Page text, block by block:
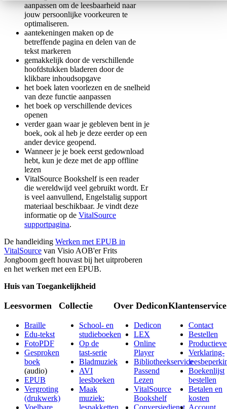
aanpassen om de leesbaarheid naar
jouw persoonlijke voorkeuren te
optimaliseren.
aantekeningen maken op de
betreffende pagina en delen van de
tekst markeren
gemakkelijk door de verschillende
hoofdstukken bladeren door de
klikbare inhoudsopgave
het boek laten voorlezen en de snelheid
van deze functie aanpassen
het boek op verschillende devices
openen
verder gaan waar je gebleven bent in je
boek, ook al heb je deze eerder op een
ander device geopend.
Wanneer je je boek eerst gedownload
hebt, kun je deze met de app offline
lezen
VitalSource Bookshelf is een reader
die wereldwijd veel gebruikt wordt. Er
is veel aanvullend, Engelstalig support
materiaal beschikbaar. Je vindt deze
informatie op de VitalSource
supportpagina.
De handleiding Werken met EPUB in
VitalSource van Visio AOB'er Frits
Jongboom geeft houvast bij het uitproberen
en het werken met een EPUB.
Huis van Toegankelijkheid
Leesvormen
Braille
Edu-tekst
FotoPDF
Gesproken
boek
(audio)
EPUB
Vergroting
(drukwerk)
Collectie
School- en
studieboeken
Op de
tast-serie
Bladmuziek
AVI
leesboeken
Maak
muziek:
Over Dedicon
Dedicon
LEX
Online
Player
Bibliotheekservice
Passend
Lezen
VitalSource
Bookshelf
Klantenservice
Contact
Bestellen
Verklaring-
Boekenlijst
bestellen
Betalen en
kosten